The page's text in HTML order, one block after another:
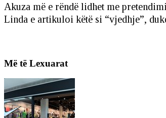
Akuza më e rëndë lidhet me
Linda e artikuloi këtë si “vjedhje”,
Më të Lexuarat